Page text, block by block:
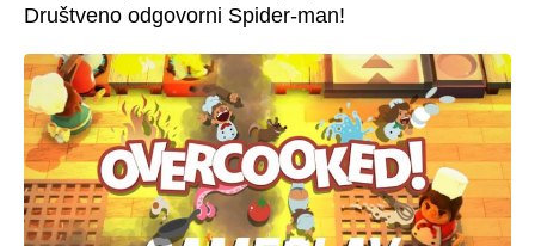
Društveno odgovorni Spider-man!